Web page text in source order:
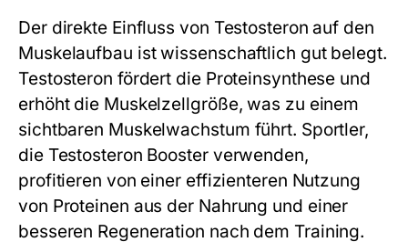
Der direkte Einfluss von Testosteron auf den
Muskelaufbau ist wissenschaftlich gut belegt.
Testosteron fördert die Proteinsynthese und
erhöht die Muskelzellgröße, was zu einem
sichtbaren Muskelwachstum führt. Sportler,
die Testosteron Booster verwenden,
profitieren von einer effizienteren Nutzung
von Proteinen aus der Nahrung und einer
besseren Regeneration nach dem Training.